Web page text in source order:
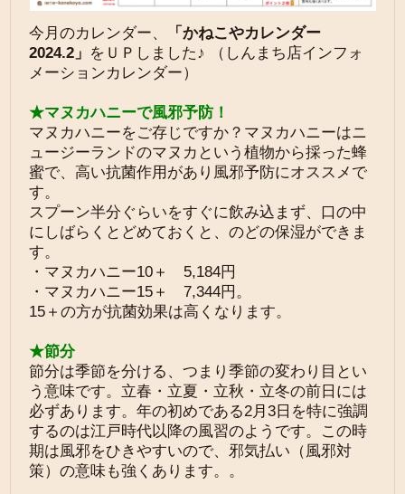
今月のカレンダー、
「かねこやカレンダー
2024.2 」 をＵＰしました♪ （しんまち店インフォ
メーションカレンダー）
★マヌカハニーで風邪予防！
マヌカハニーをご存じですか？マヌカハニーはニ
ュージーランドのマヌカという植物から採った蜂
蜜で、高い抗菌作用があり風邪予防にオススメで
す。
スプーン半分ぐらいをすぐに飲み込まず、口の中
にしばらくとどめておくと、のどの保湿ができま
す。
・マヌカハニー10＋ 5,184円
・マヌカハニー15＋ 7,344円。
15＋の方が抗菌効果は高くなります。
★節分
節分は季節を分ける、つまり季節の変わり目とい
う意味です。立春・立夏・立秋・立冬の前日には
必ずあります。年の初めである2月3日を特に強調
するのは江戸時代以降の風習のようです。この時
期は風邪をひきやすいので、邪気払い（風邪対
策）の意味も強くあります。。